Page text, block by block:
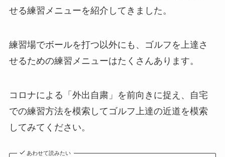
せる練習メニューを紹介してきました。
練習場でボールを打つ以外にも、ゴルフを上達さ
せるための練習メニューはたくさんあります。
コロナによる「外出自粛」を前向きに捉え、自宅
での練習方法を模索してゴルフ上達の近道を模索
してみてください。
あわせて読みたい